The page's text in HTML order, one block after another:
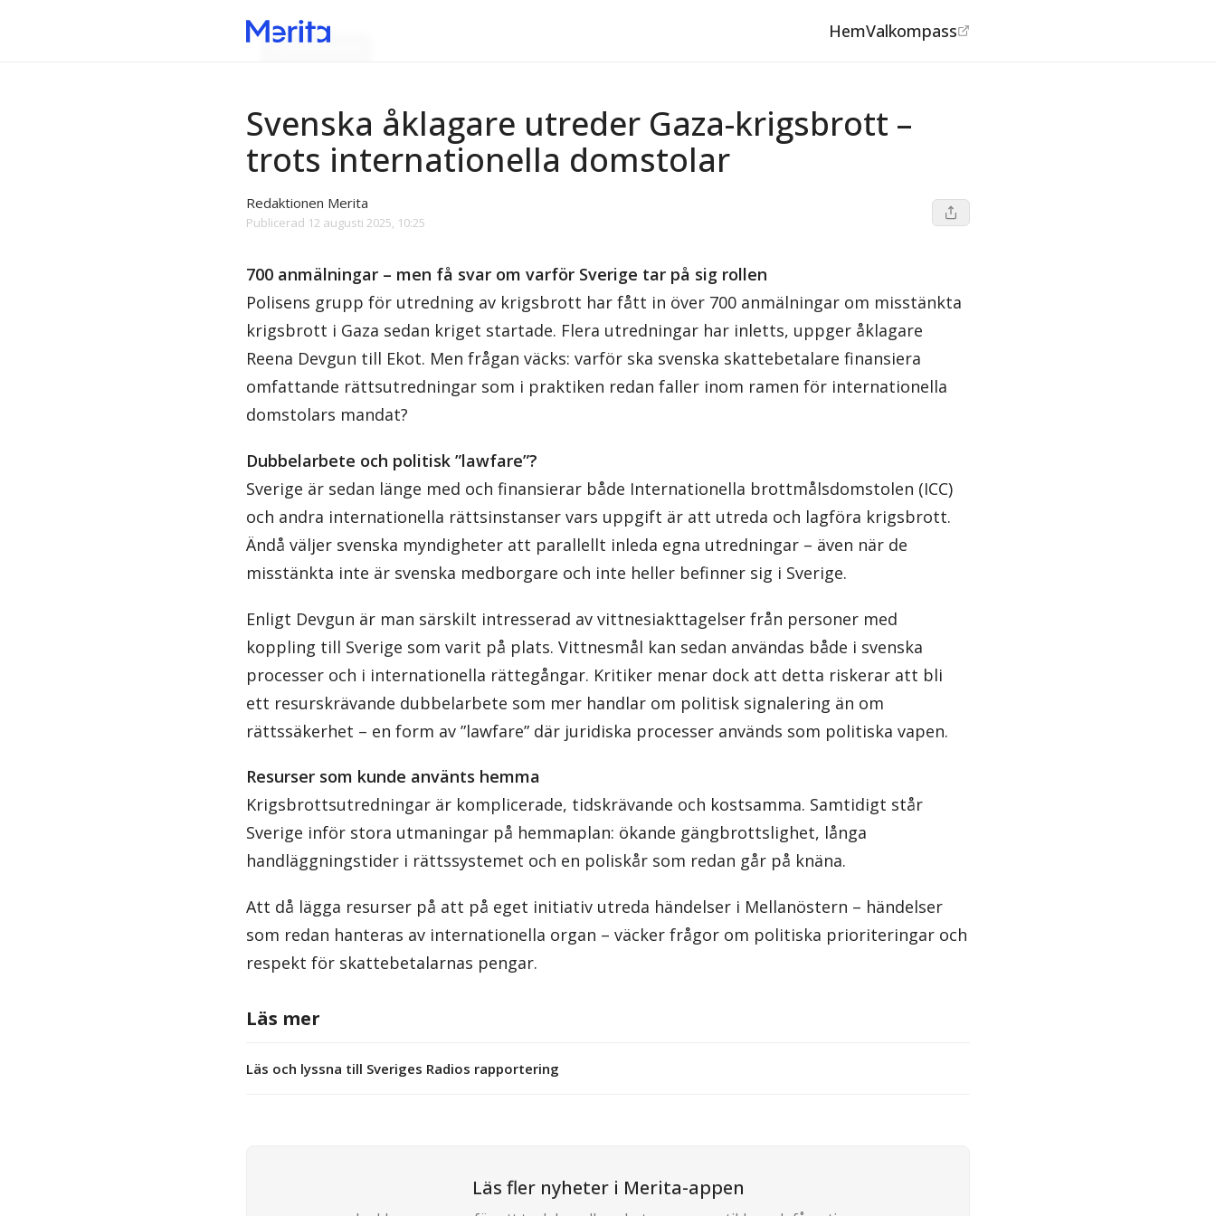
HemValkompass
Skatteslöseriet
Svenska åklagare utreder Gaza-krigsbrott –
trots internationella domstolar
Redaktionen Merita
Publicerad 12 augusti 2025, 10:25
700 anmälningar – men få svar om varför Sverige tar på sig rollen
Polisens grupp för utredning av krigsbrott har fått in över 700 anmälningar om misstänkta
krigsbrott i Gaza sedan kriget startade. Flera utredningar har inletts, uppger åklagare
Reena Devgun till Ekot. Men frågan väcks: varför ska svenska skattebetalare finansiera
omfattande rättsutredningar som i praktiken redan faller inom ramen för internationella
domstolars mandat?
Dubbelarbete och politisk ”lawfare”?
Sverige är sedan länge med och finansierar både Internationella brottmålsdomstolen (ICC)
och andra internationella rättsinstanser vars uppgift är att utreda och lagföra krigsbrott.
Ändå väljer svenska myndigheter att parallellt inleda egna utredningar – även när de
misstänkta inte är svenska medborgare och inte heller befinner sig i Sverige.
Enligt Devgun är man särskilt intresserad av vittnesiakttagelser från personer med
koppling till Sverige som varit på plats. Vittnesmål kan sedan användas både i svenska
processer och i internationella rättegångar. Kritiker menar dock att detta riskerar att bli
ett resurskrävande dubbelarbete som mer handlar om politisk signalering än om
rättssäkerhet – en form av ”lawfare” där juridiska processer används som politiska vapen.
Resurser som kunde använts hemma
Krigsbrottsutredningar är komplicerade, tidskrävande och kostsamma. Samtidigt står
Sverige inför stora utmaningar på hemmaplan: ökande gängbrottslighet, långa
handläggningstider i rättssystemet och en poliskår som redan går på knäna.
Att då lägga resurser på att på eget initiativ utreda händelser i Mellanöstern – händelser
som redan hanteras av internationella organ – väcker frågor om politiska prioriteringar och
respekt för skattebetalarnas pengar.
Läs mer
Läs och lyssna till Sveriges Radios rapportering
Läs fler nyheter i Merita-appen